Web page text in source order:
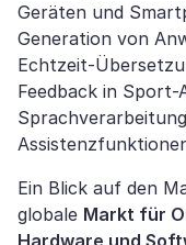
Geräten und
Generation von
Echtzeit-
Feedback in Sport-
Ein Blick auf den
globale Markt für
Hardware und